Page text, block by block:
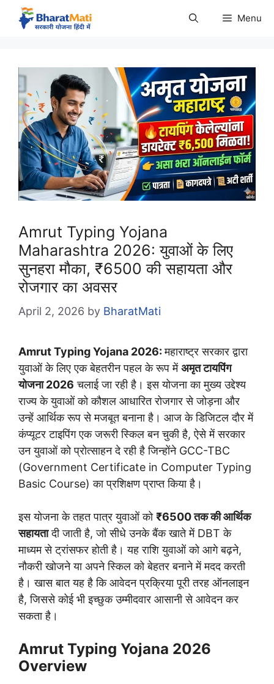
Skip
Menu
Amrut Typing Yojana
Maharashtra 2026: युवाओं के लिए
सुनहरा मौका, ₹6500 की सहायता और
रोजगार का अवसर
April 2, 2026 by BharatMati
Amrut Typing Yojana 2026:महाराष्ट्र सरकार द्वारा
युवाओं के लिए एक बेहतरीन पहल के रूप मेंअमृत टायपिंग
योजना 2026 चलाई जा रही है। इस योजना का मुख्य उद्देश्य
राज्य के युवाओं को कौशल आधारित रोजगार से जोड़ना और
उन्हें आर्थिक रूप से मजबूत बनाना है। आज के डिजिटल दौर में
कंप्यूटर टाइपिंग एक जरूरी स्किल बन चुकी है, ऐसे में सरकार
उन युवाओं को प्रोत्साहन दे रही है जिन्होंने GCC-TBC
(Government Certificate in Computer Typing
Basic Course) का प्रशिक्षण प्राप्त किया है।
इस योजना के तहत पात्र युवाओं को₹6500 तक की आर्थिक
सहायतादी जाती है, जो सीधे उनके बैंक खाते में DBT के
माध्यम से ट्रांसफर होती है। यह राशि युवाओं को आगे बढ़ने,
नौकरी खोजने या अपने स्किल को बेहतर बनाने में मदद करती
है। खास बात यह है कि आवेदन प्रक्रिया पूरी तरह ऑनलाइन
है, जिससे कोई भी इच्छुक उम्मीदवार आसानी से आवेदन कर
सकता है।
Amrut Typing Yojana 2026
Overview